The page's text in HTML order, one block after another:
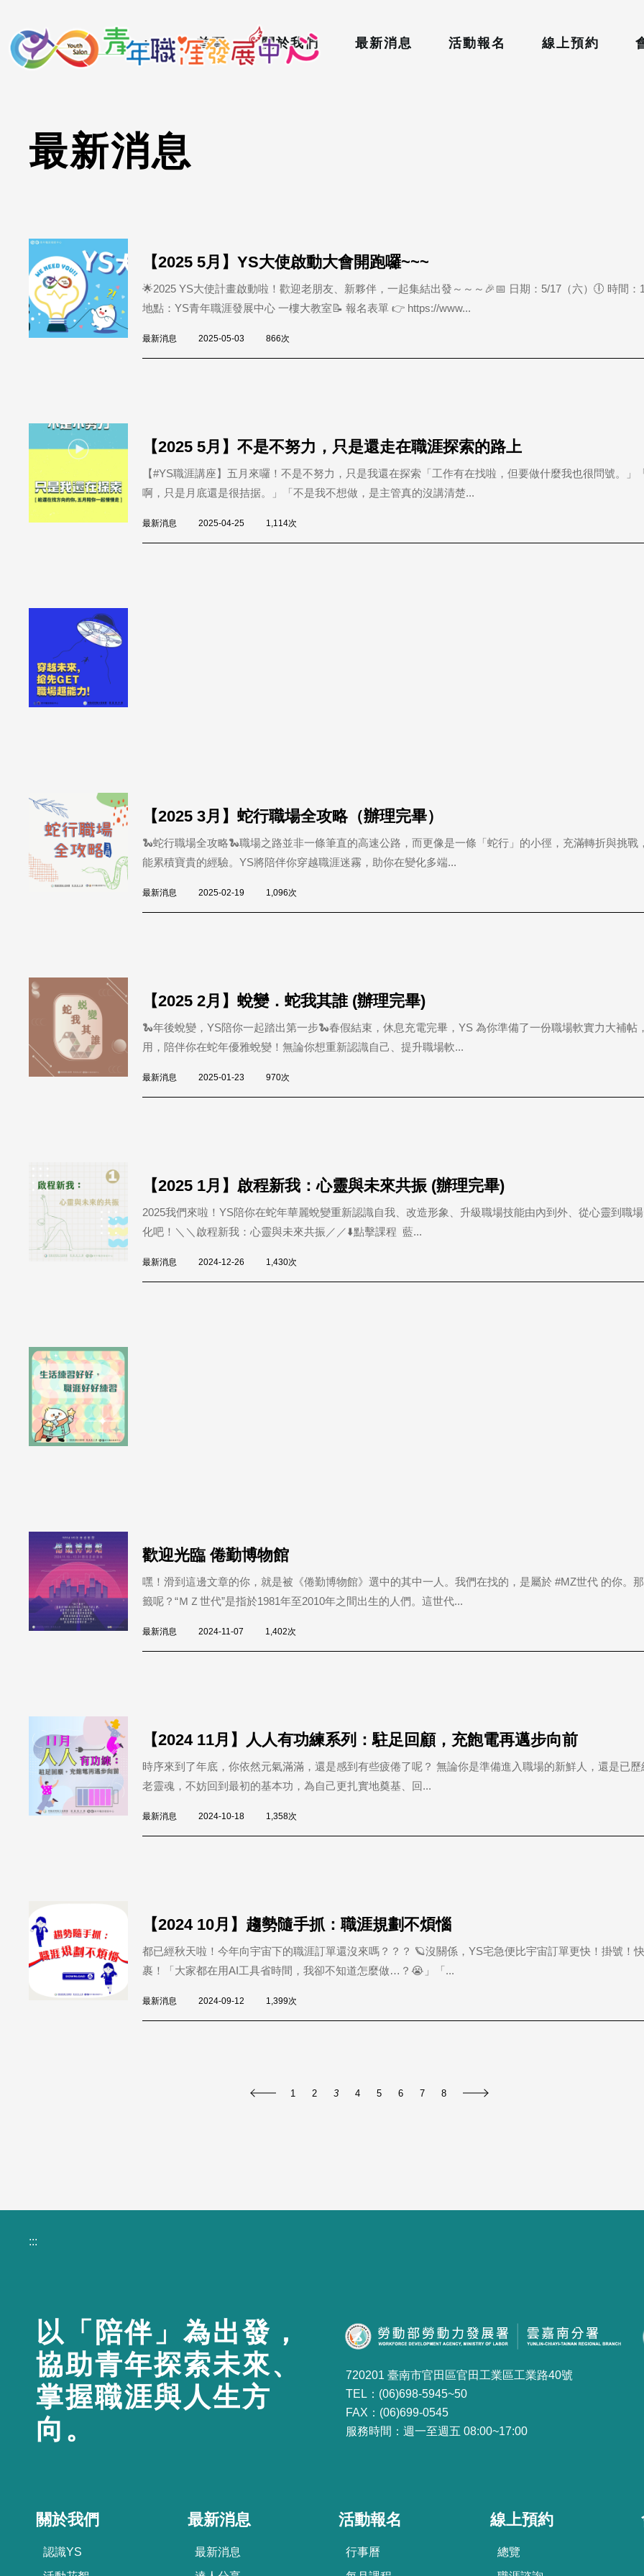
要
內
::: 首頁 關於我們 最新消息 活動報名 線上預約
最新消息
【2025 5月】YS大使啟動大會開跑囉~~~
🌟2025 YS大使計畫啟動啦！歡迎老朋友、新夥伴，一起集結出發～～～🎉📅 日期：5/17（六）🕕 時間：
地點：YS青年職涯發展中心 一樓大教室📝 報名表單 👉 https://www...
最新消息 2025-05-03 866次
【2025 5月】不是不努力，只是還走在職涯探索的路上
【#YS職涯講座】五月來囉！不是不努力，只是我還在探索「工作有在找啦，但要做什麼我也很問號。」
啊，只是月底還是很拮据。」「不是我不想做，是主管真的沒講清楚...
最新消息 2025-04-25 1,114次
【2025 3月】蛇行職場全攻略（辦理完畢）
🐍蛇行職場全攻略🐍職場之路並非一條筆直的高速公路，而更像是一條「蛇行」的小徑，充滿轉折與挑戰
能累積寶貴的經驗。YS將陪伴你穿越職涯迷霧，助你在變化多端...
最新消息 2025-02-19 1,096次
【2025 2月】蛻變．蛇我其誰 (辦理完畢)
🐍年後蛻變，YS陪你一起踏出第一步🐍春假結束，休息充電完畢，YS 為你準備了一份職場軟實力大補帖
用，陪伴你在蛇年優雅蛻變！無論你想重新認識自己、提升職場軟...
最新消息 2025-01-23 970次
【2025 1月】啟程新我：心靈與未來共振 (辦理完畢)
2025我們來啦！YS陪你在蛇年華麗蛻變重新認識自我、改造形象、升級職場技能由內到外、從心靈到職
化吧！󠀠＼＼啟程新我：心靈與未來共振／／⬇️點擊課程 藍...
最新消息 2024-12-26 1,430次
歡迎光臨 倦勤博物館
嘿！滑到這邊文章的你，就是被《倦勤博物館》選中的其中一人。我們在找的，是屬於 #MZ世代 的你。
籤呢？“ＭＺ世代”是指於1981年至2010年之間出生的人們。這世代...
最新消息 2024-11-07 1,402次
【2024 11月】人人有功練系列：駐足回顧，充飽電再邁步向前
時序來到了年底，你依然元氣滿滿，還是感到有些疲倦了呢？ 無論你是準備進入職場的新鮮人，還是已歷
老靈魂，不妨回到最初的基本功，為自己更扎實地奠基、回...
最新消息 2024-10-18 1,358次
【2024 10月】趨勢隨手抓：職涯規劃不煩惱
都已經秋天啦！今年向宇宙下的職涯訂單還沒來嗎？？？ 🪐沒關係，YS宅急便比宇宙訂單更快！掛號！
裹！「大家都在用AI工具省時間，我卻不知道怎麼做…？😭」「...
最新消息 2024-09-12 1,399次
1 2 3 4 5 6 7 8
:::
以「陪伴」為出發，
協助青年探索未來、
掌握職涯與人生方
向。
720201 臺南市官田區官田工業區工業路40號
TEL：(06)698-5945~50
FAX：(06)699-0545
服務時間：週一至週五 08:00~17:00
關於我們
認識YS
最新消息
最新消息
活動報名
行事曆
線上預約
總覽